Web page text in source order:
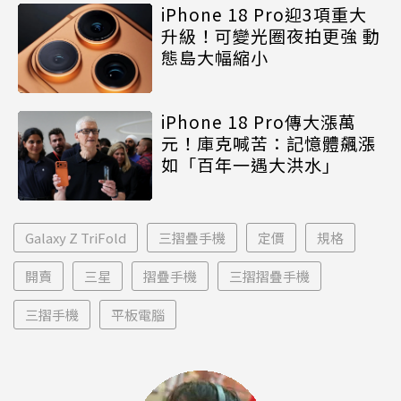
iPhone 18 Pro迎3項重大
升級！可變光圈夜拍更強 動
態島大幅縮小
iPhone 18 Pro傳大漲萬
元！庫克喊苦：記憶體飆漲
如「百年一遇大洪水」
Galaxy Z TriFold 三摺疊手機 定價 規格
開賣 三星 摺疊手機 三摺摺疊手機
三摺手機 平板電腦